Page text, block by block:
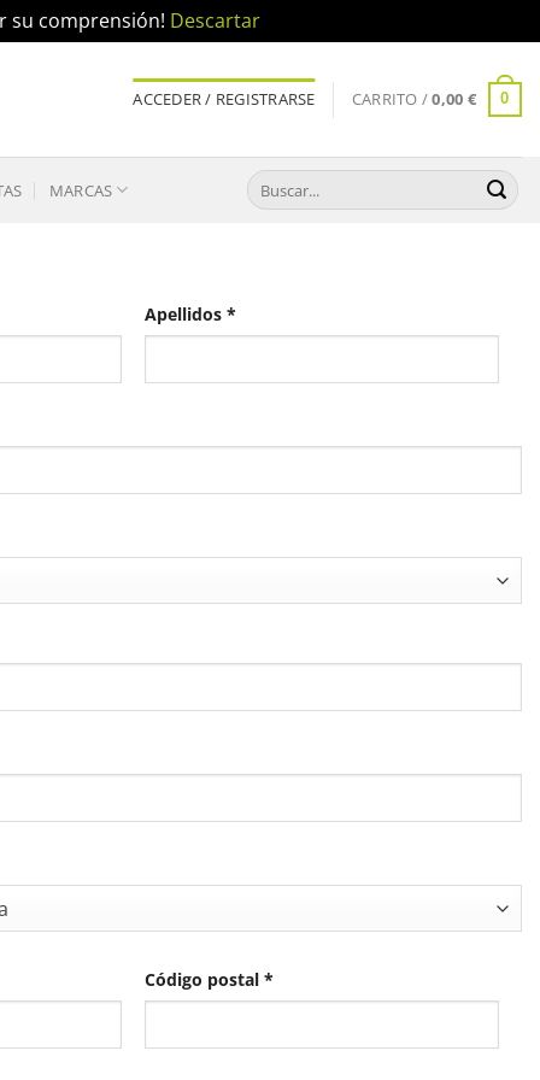
su comprensión! Descartar
ACCEDER / REGISTRARSE CARRITO /0,00 € 0
MARCAS
Buscar
por:
Apellidos *
Código postal *